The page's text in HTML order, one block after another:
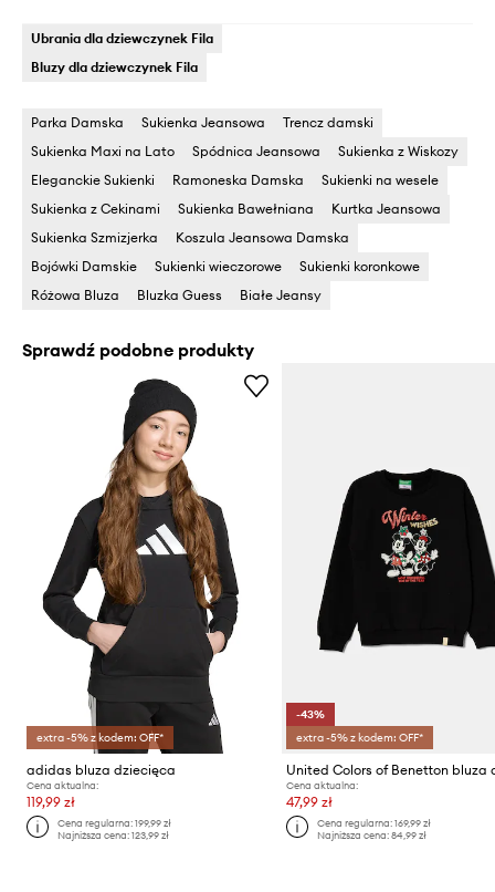
Ubrania dla dziewczynek Fila
Bluzy dla dziewczynek Fila
Parka Damska Sukienka Jeansowa
Trencz damski
Sukienka Maxi na Lato
Spódnica Jeansowa
Sukienka z Wiskozy
Eleganckie Sukienki
Ramoneska Damska
Sukienki na wesele
Sukienka z Cekinami
Sukienka Bawełniana
Kurtka Jeansowa
Sukienka Szmizjerka
Koszula Jeansowa Damska
Bojówki Damskie
Sukienki wieczorowe
Sukienki koronkowe
Różowa Bluza
Bluzka Guess Białe Jeansy
Sprawdź podobne produkty
extra -5% z kodem: OFF*
adidas bluza dziecięca
Cena aktualna:
119,99 zł
Cena regularna:199,99 zł
Najniższa cena:123,99 zł
-43%
extra -5% z kodem: OFF*
Cena aktualna:
47,99 zł
Cena regularna: 169,99 zł
Najniższa cena: 84,99 zł